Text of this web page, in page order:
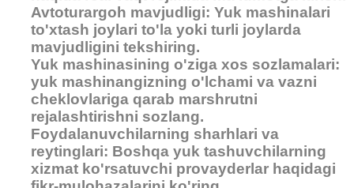
Avtoturargoh mavjudligi: Yuk mashinalari
to'xtash joylari to'la yoki turli joylarda
mavjudligini tekshiring.
Yuk mashinasining o'ziga xos sozlamalari:
yuk mashinangizning o'lchami va vazni
cheklovlariga qarab marshrutni
rejalashtirishni sozlang.
Foydalanuvchilarning sharhlari va
reytinglari: Boshqa yuk tashuvchilarning
xizmat ko'rsatuvchi provayderlar haqidagi